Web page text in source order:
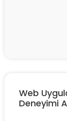
Web
Deneyimi